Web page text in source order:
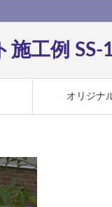
工例 SS-
オリジナ